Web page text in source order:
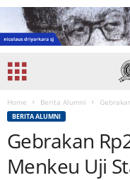
Home Berita Alumni
BERITA ALUMNI
Gebrakan
Menkeu Uji